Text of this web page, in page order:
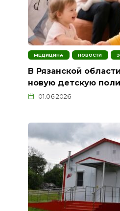
МЕДИЦИНА НОВОСТИ
В Рязанской
новую детскую
01.06.2026